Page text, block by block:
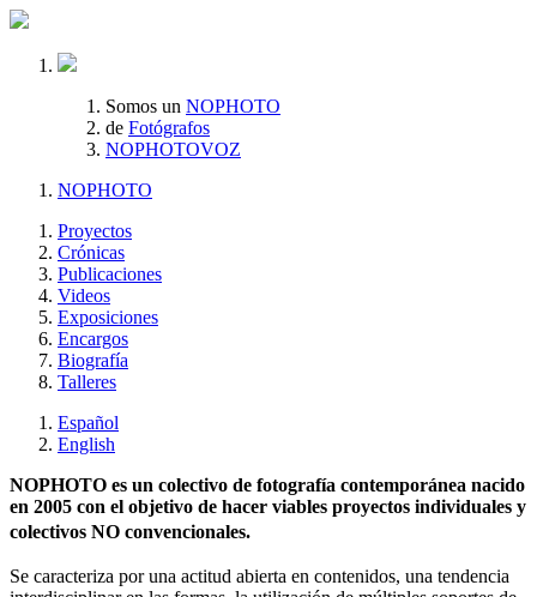
Somos un NOPHOTO
de Fotógrafos
NOPHOTOVOZ
NOPHOTO
Proyectos
Crónicas
Publicaciones
Videos
Exposiciones
Encargos
Biografía
Talleres
Español
English
NOPHOTO es un colectivo de fotografía contemporánea nacido
en 2005 con el objetivo de hacer viables proyectos individuales y
colectivos NO convencionales.
Se caracteriza por una actitud abierta en contenidos, una tendencia